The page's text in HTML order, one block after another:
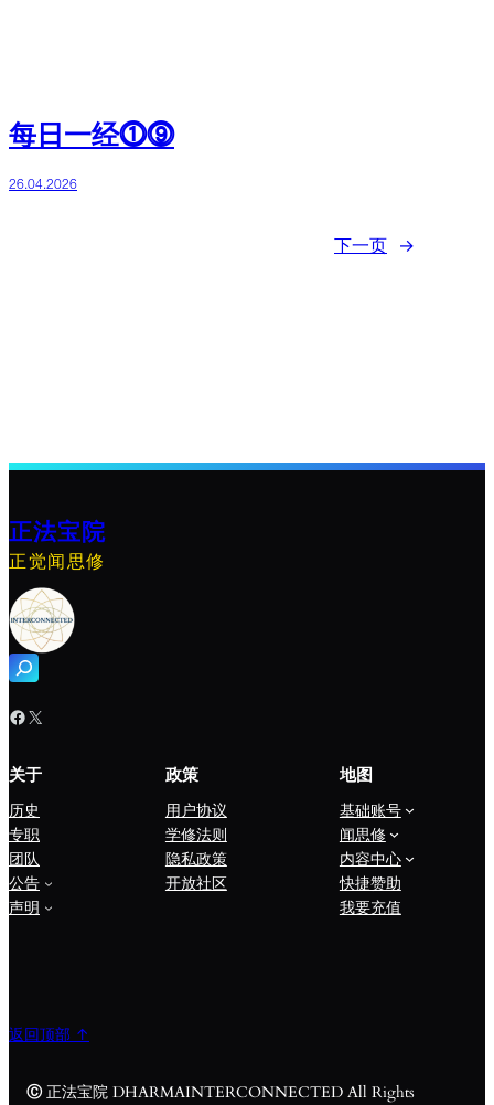
每日一经⓵⓽
26.04.2026
下一页 →
正法宝院
正觉闻思修
搜
索
Facebook X
关于
历史
专职
团队
公告
声明
政策
用户协议
学修法则
隐私政策
开放社区
地图
基础账号
闻思修
内容中心
快捷赞助
我要充值
返回顶部 ↑
Ⓒ正法宝院 DHARMAINTERCONNECTED All Rights